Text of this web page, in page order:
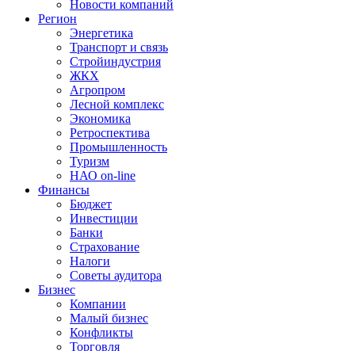
Новости компаний
Регион
Энергетика
Транспорт и связь
Стройиндустрия
ЖКХ
Агропром
Лесной комплекс
Экономика
Ретроспектива
Промышленность
Туризм
НАО on-line
Финансы
Бюджет
Инвестиции
Банки
Страхование
Налоги
Советы аудитора
Бизнес
Компании
Малый бизнес
Конфликты
Торговля